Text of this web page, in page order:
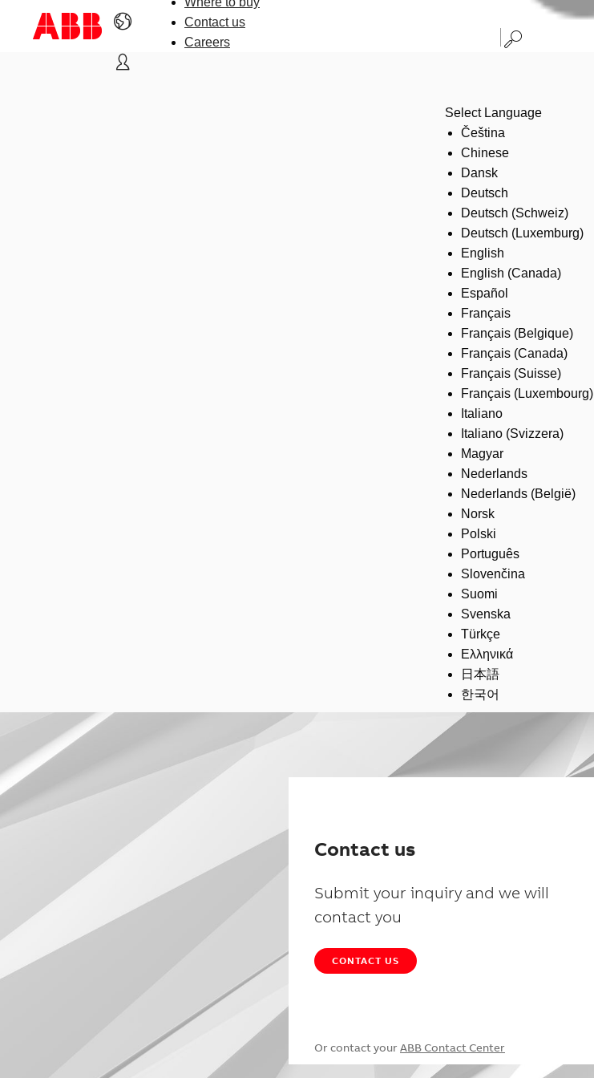
Contact us
Careers
Select Language
Čeština
Chinese
Dansk
Deutsch
Deutsch (Schweiz)
Deutsch (Luxemburg)
English
English (Canada)
Español
Français
Français (Belgique)
Français (Canada)
Français (Suisse)
Français (Luxembourg)
Italiano
Italiano (Svizzera)
Magyar
Nederlands
Nederlands (België)
Norsk
Polski
Português
Slovenčina
Suomi
Svenska
Türkçe
Ελληνικά
日本語
한국어
Contact us
Submit your inquiry and we will
contact you
CONTACT US
Or contact your ABB Contact Center